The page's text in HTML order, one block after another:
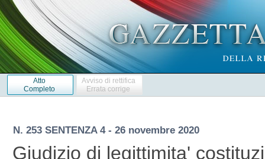
Atto
Completo
Avviso di rettifica
Errata corrige
N. 253 SENTENZA 4 - 26 novembre 2020
Giudizio di legittimita'